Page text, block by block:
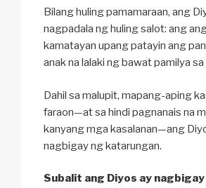
Bilang huling pamamaraan, ang
nagpadala ng huling salot: ang
kamatayan upang patayin ang
anak na lalaki ng bawat pamilya
Dahil sa malupit, mapang-aping
faraon—at sa hindi pagnanais na
kanyang mga kasalanan—ang
nagbigay ng katarungan.
Subalit ang Diyos ay